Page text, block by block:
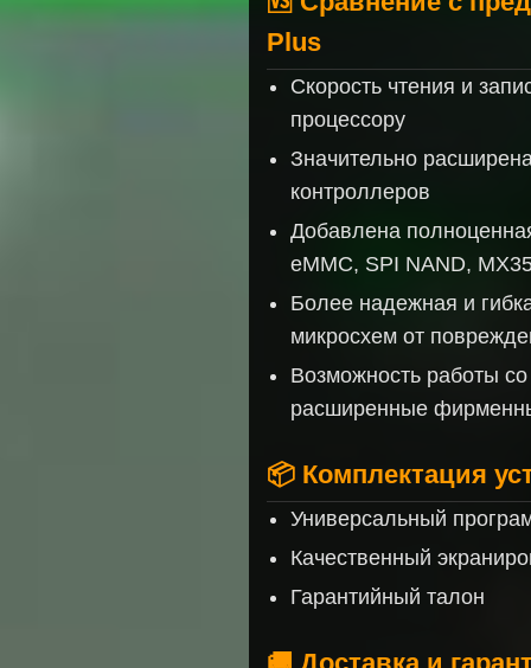
Plus
Скорость чтения и
процессору
Значительно
контроллеров
Добавлена
eMMC, SPI NAND,
Более надежная и
микросхем от
Возможность работы
расширенные
📦 Комплектация
Универсальный
Качественный
Гарантийный талон